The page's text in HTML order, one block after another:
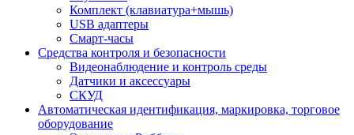
Комплект (клавиатура+мышь)
USB адаптеры
Смарт-часы
Средства контроля и безопасности
Видеонаблюдение и контроль среды
Датчики и аксессуары
СКУД
Автоматическая идентификация, маркировка, торговое
оборудование